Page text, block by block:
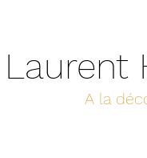
Laurent
A la